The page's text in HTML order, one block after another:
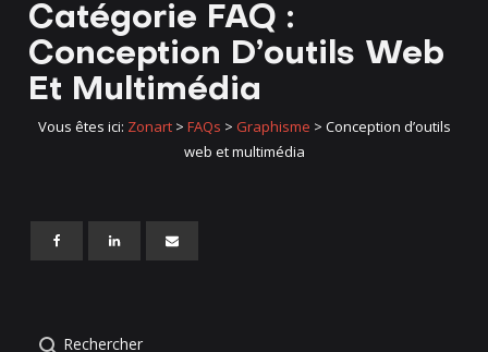
Catégorie FAQ :
Conception D’outils Web
Et Multimédia
Vous êtes ici: Zonart> FAQs > Graphisme > Conception d’outils
web et multimédia
Rechercher